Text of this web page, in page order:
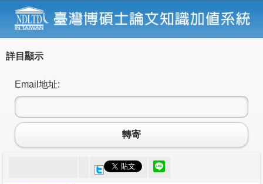
詳目顯示
Email地址:
轉寄